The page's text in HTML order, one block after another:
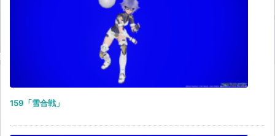
159「雪合戦」